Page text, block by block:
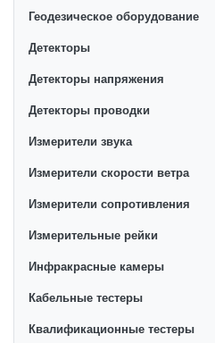
и без того предлагает
услуги опытных
Геодезическое оборудование
Детекторы
Детекторы напряжения
Детекторы проводки
Измерители звука
Измерители скорости ветра
Измерители сопротивления
Измерительные рейки
Инфракрасные камеры
Кабельные тестеры
Квалификационные тестеры